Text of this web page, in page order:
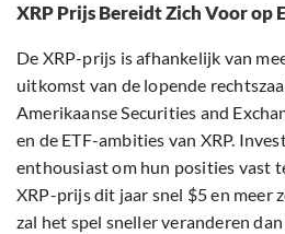
XRP Prijs Bereidt Zich Voor op
De XRP-prijs is afhankelijk van
uitkomst van de lopende
Amerikaanse Securities and
en de ETF-ambities van XRP.
enthousiast om hun posities vast
XRP-prijs dit jaar snel $5 en meer
zal het spel sneller veranderen